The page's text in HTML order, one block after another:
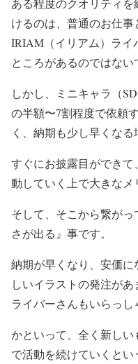
けるのは、普通のお仕
IRIAM（イリアム）ライ
ところがあるのではない
しかし、ミニキャラ（
の半額〜7割程度で依頼
く、納期も少し早くなる
すぐにお披露目ができ
動していく上で大きなメ
そして、そこから繋が
さが出る』事です。
納期が早くなり、安価
しいイラストの発注が
ライバーさんもいらっし
かといって、全く新し
で活動を続けていくと